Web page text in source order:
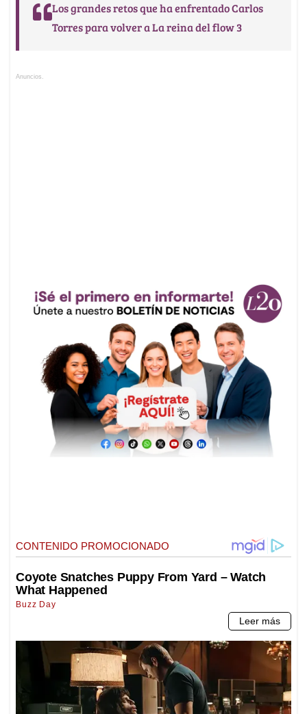
Los grandes retos que ha enfrentado Carlos
Torres para volver a La reina del flow 3
Anuncios.